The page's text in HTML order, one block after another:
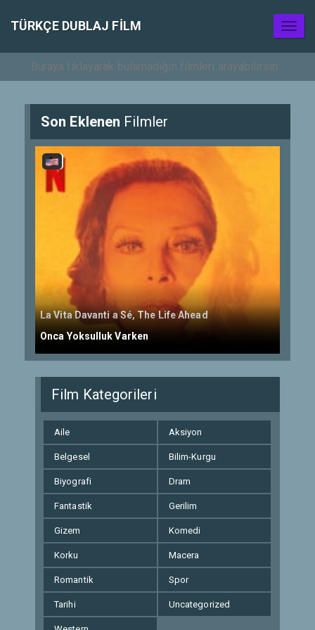
TÜRKÇE DUBLAJ FILM
Son Eklenen Filmler
La Vita Davanti a Sé, The Life Ahead
Onca Yoksulluk Varken
Film Kategorileri
Aile Aksiyon
Belgesel Bilim-Kurgu
Biyografi Dram
Fantastik Gerilim
Gizem Komedi
Korku Macera
Romantik Spor
Tarihi Uncategorized